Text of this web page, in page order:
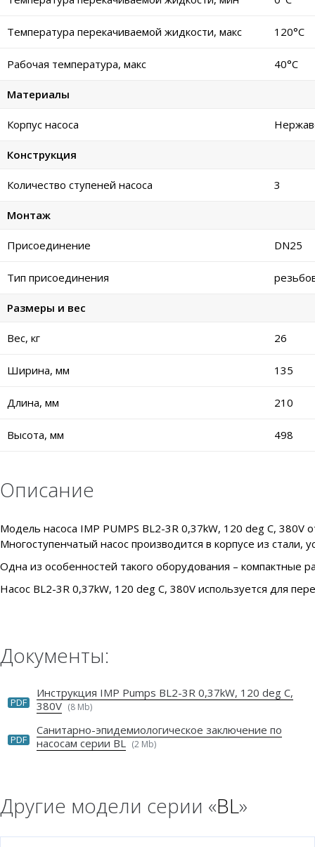
Температура перекачиваемой жидкости, макс 120°C
Рабочая температура, макс 40°C
Материалы
Корпус насоса
Конструкция
Количество ступеней насоса 3
Монтаж
Присоединение DN25
Тип присоединения
Размеры и вес
Вес, кг 26
Ширина, мм 135
Длина, мм 210
Высота, мм 498
Описание
Модель насоса IMP PUMPS BL2-3R 0,37kW, 120 deg C, 380V
Многоступенчатый насос производится в корпусе из стали,
Одна из особенностей такого оборудования – компактные
Насос BL2-3R 0,37kW, 120 deg C, 380V используется для
Документы:
PDF
Инструкция IMP Pumps BL2-3R 0,37kW, 120 deg C,
380V (8 Mb)
PDF
Санитарно-эпидемиологическое заключение по
насосам серии BL (2 Mb)
Другие модели серии «BL»